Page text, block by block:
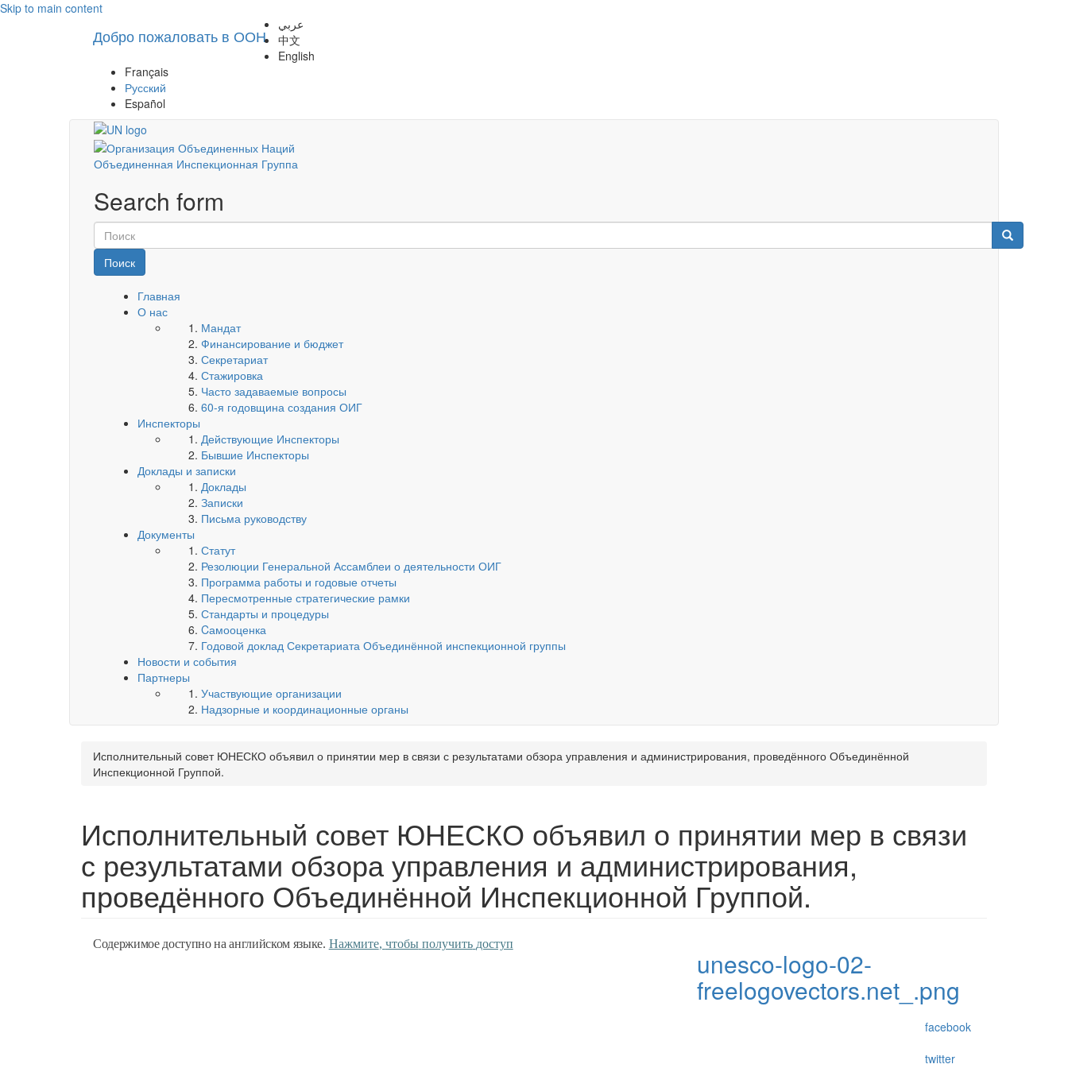
Skip to main content
Добро пожаловать в ООН
عربي
中文
English
Français
Русский
Español
Объединенная Инспекционная Группа
Search form
Поиск
Главная
О нас
Мандат
Финансирование и бюджет
Секретариат
Стажировка
Часто задаваемые вопросы
60-я годовщина создания ОИГ
Инспекторы
Действующие Инспекторы
Бывшие Инспекторы
Доклады и записки
Доклады
Записки
Письма руководству
Документы
Статут
Резолюции Генеральной Ассамблеи о деятельности ОИГ
Программа работы и годовые отчеты
Пересмотренные стратегические рамки
Стандарты и процедуры
Cамооценка
Годовой доклад Секретариата Объединённой инспекционной группы
Новости и события
Партнеры
Участвующие организации
Надзорные и координационные органы
Исполнительный совет ЮНЕСКО объявил о принятии мер в связи с результатами обзора управления и администрирования, проведённого Объединённой
Инспекционной Группой.
Исполнительный совет ЮНЕСКО объявил о принятии мер в связи
с результатами обзора управления и администрирования,
проведённого Объединённой Инспекционной Группой.
Содержимое доступно на английском языке. Нажмите, чтобы получить доступ
unesco-logo-02-
freelogovectors.net_.png
facebook
twitter